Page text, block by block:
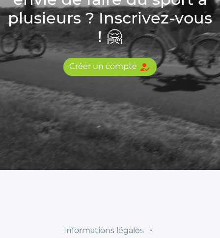
plusieurs ? Inscrivez-vous
! 🤗
Créer un compte how_to_reg
Informations légales
⋅